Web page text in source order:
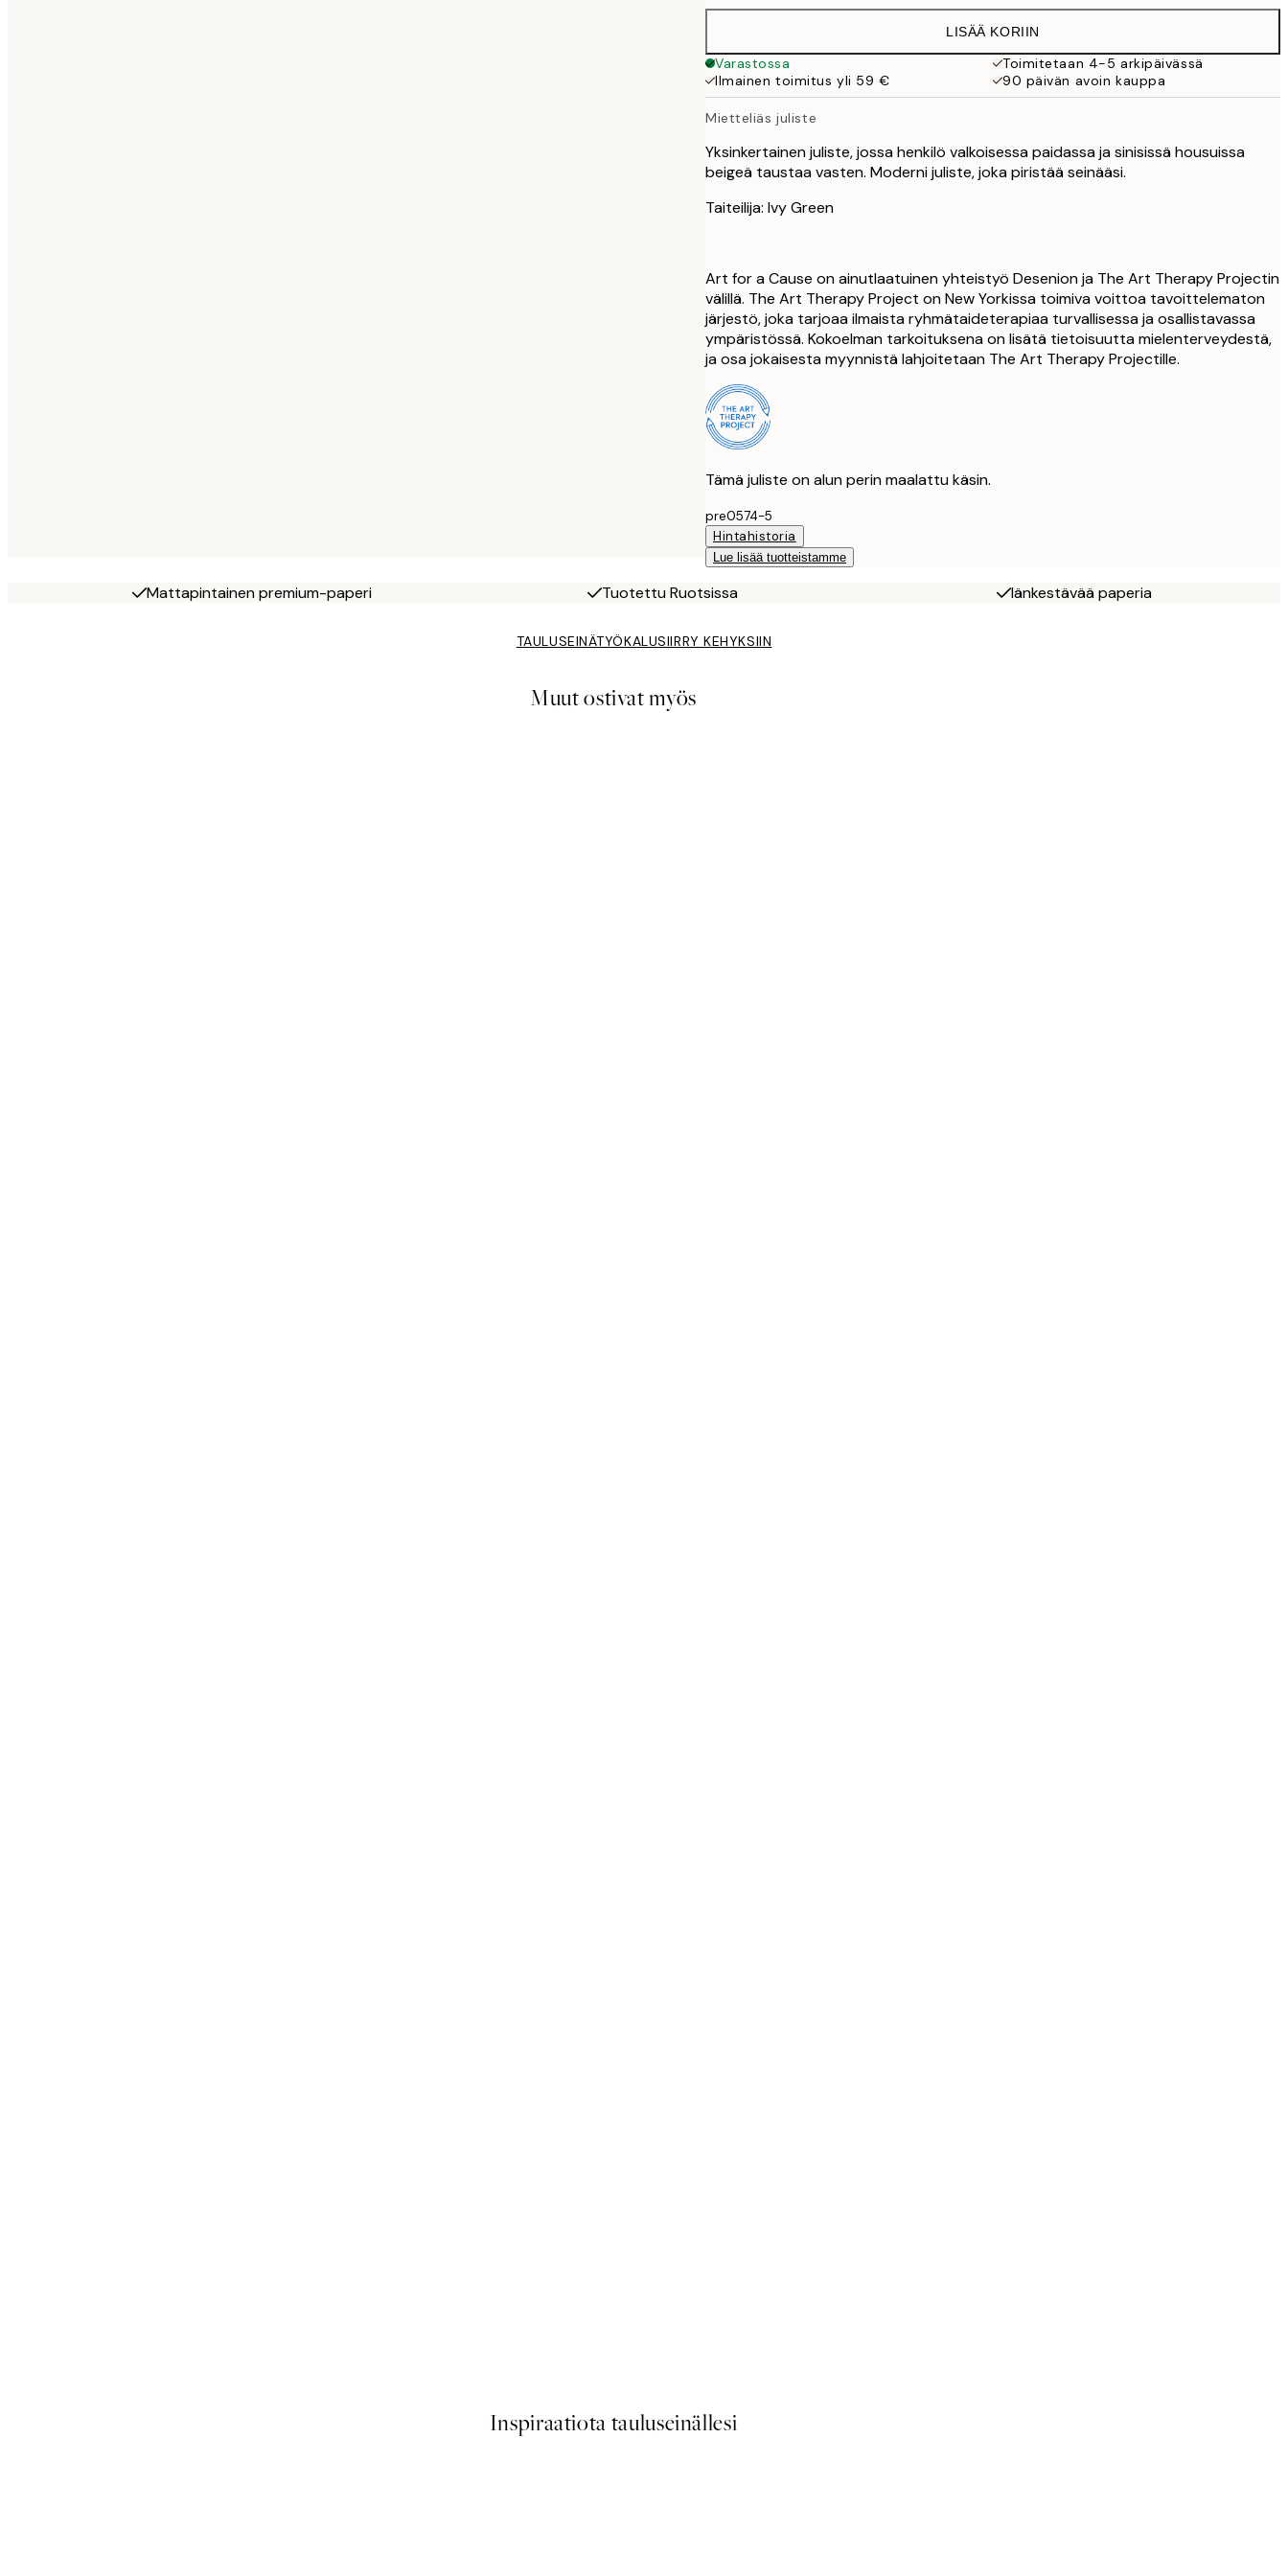
38 €
LISÄÄ KORIIN
Varastossa
Toimitetaan 4-5 arkipäivässä
Ilmainen toimitus yli 59 €
90 päivän avoin kauppa
Mietteliäs juliste
Yksinkertainen juliste, jossa henkilö valkoisessa paidassa ja sinisissä housuissa
beigeä taustaa vasten. Moderni juliste, joka piristää seinääsi.
Taiteilija: Ivy Green
Art for a Cause on ainutlaatuinen yhteistyö Desenion ja The Art Therapy Projectin
välillä. The Art Therapy Project on New Yorkissa toimiva voittoa tavoittelematon
järjestö, joka tarjoaa ilmaista ryhmätaideterapiaa turvallisessa ja osallistavassa
ympäristössä. Kokoelman tarkoituksena on lisätä tietoisuutta mielenterveydestä,
ja osa jokaisesta myynnistä lahjoitetaan The Art Therapy Projectille.
Tämä juliste on alun perin maalattu käsin.
pre0574-5
Hintahistoria
Lue lisää tuotteistamme
Mattapintainen premium-paperi Tuotettu Ruotsissa Iänkestävää paperia
TAULUSEINÄTYÖKALUSIIRRY KEHYKSIIN
Muut ostivat myös
Inspiraatiota tauluseinällesi